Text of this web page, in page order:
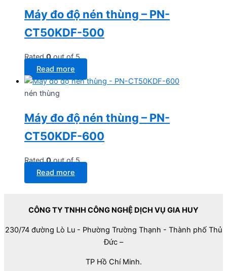
Máy đo độ nén thùng – PN-
CT50KDF-500
Rated0out of 5
Read more
nén thùng
Máy đo độ nén thùng – PN-
CT50KDF-600
Rated0out of 5
Read more
CÔNG TY TNHH CÔNG NGHỆ DỊCH VỤ GIA HUY
230/74 đường Lò Lu - Phường Trường Thạnh - Thành phố Thủ
Đức –
TP Hồ Chí Minh.